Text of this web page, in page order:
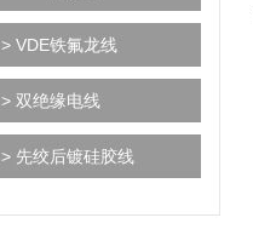
> VDE铁氟龙线
> 双绝缘电线
> 先绞后镀硅胶线